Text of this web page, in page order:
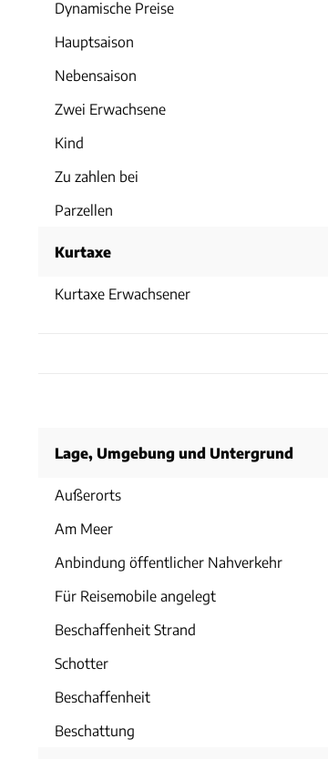
Dynamische Preise
Hauptsaison
Nebensaison
Zwei Erwachsene
Kind
Zu zahlen bei
Parzellen
Kurtaxe
Kurtaxe Erwachsener
Lage, Umgebung und Untergrund
Außerorts
Am Meer
Anbindung öffentlicher Nahverkehr
Für Reisemobile angelegt
Beschaffenheit Strand
Schotter
Beschaffenheit
Beschattung